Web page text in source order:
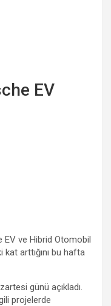
EV
EV ve Hibrid Otomobil
kat arttığını bu hafta
günü açıkladı.
projelerde